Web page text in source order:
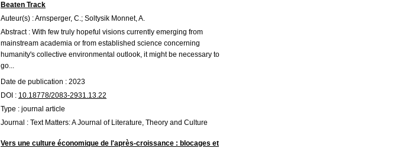
Beaten Track
Auteur(s) : Arnsperger, C.; Soltysik Monnet, A.
Abstract : With few truly hopeful visions currently emerging from
mainstream academia or from established science concerning
humanity's collective environmental outlook, it might be necessary to
go...
Date de publication : 2023
DOI : 10.18778/2083-2931.13.22
Type : journal article
Journal : Text Matters: A Journal of Literature, Theory and Culture
Vers une culture économique de l'après-croissance : blocages et